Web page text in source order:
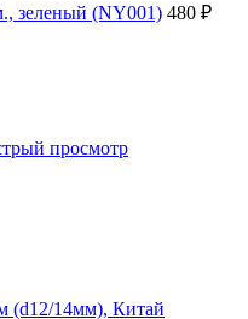
зеленый (NY001) 480 ₽
просмотр